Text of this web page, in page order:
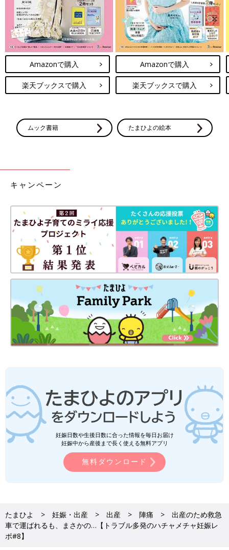
Amazonで購入
楽天ブックスで購入
Amazonで購入
楽天ブックスで購入
ムック書籍 たまひよの絵本
キャンペーン
妊娠日数や生後日数に合った情報を毎日お届け
妊娠中から産後まで長く使える無料アプリ
無料ダウンロード
たまひよ 妊娠・出産 出産 陣痛
出産のため救急
車で運ばれるも、まさかの…【トラブル多発のハチャメチャ妊娠レ
ポ#8】